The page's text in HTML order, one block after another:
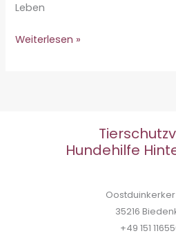
Leben
Mit
Weiterlesen »
Hundehilfe
Oostduinkerker
35216
+49 151